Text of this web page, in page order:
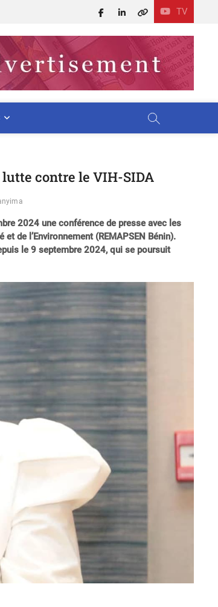
TV
Facebook
LinkedIn
X
contre le VIH-SIDA
2024 une conférence de presse avec les
de l’Environnement (REMAPSEN Bénin).
le 9 septembre 2024, qui se poursuit